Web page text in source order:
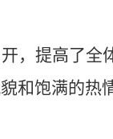
，提高了全
和饱满的热